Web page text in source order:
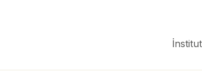
İnstitut